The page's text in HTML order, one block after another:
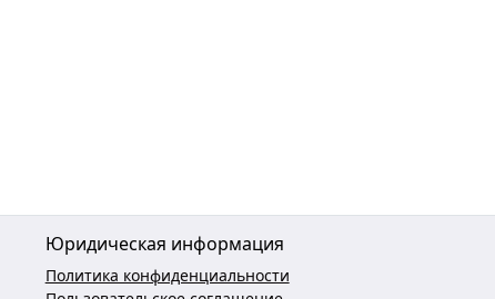
Юридическая информация
Политика конфиденциальности